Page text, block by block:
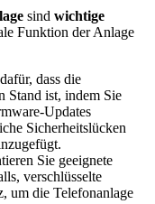
sind wichtige
Funktion der Anlage
dass die
Stand ist, indem Sie
Updates
Sicherheitslücken
Sie geeignete
verschlüsselte
um die Telefonanlage